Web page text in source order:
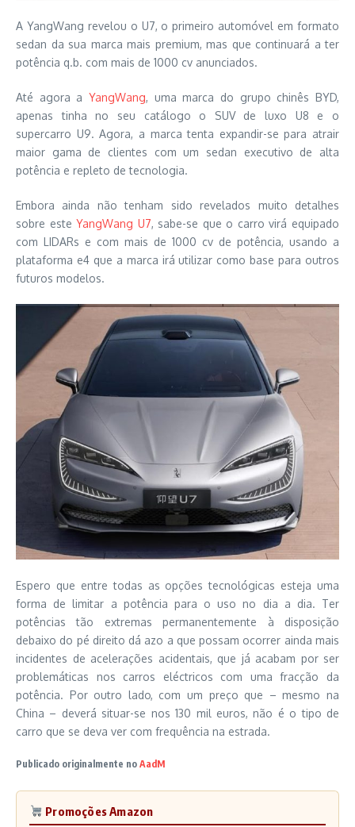
A YangWang revelou o U7, o primeiro automóvel em formato
sedan da sua marca mais premium, mas que continuará a ter
potência q.b. com mais de 1000 cv anunciados.
Até agora a YangWang, uma marca do grupo chinês BYD,
apenas tinha no seu catálogo o SUV de luxo U8 e o
supercarro U9. Agora, a marca tenta expandir-se para atrair
maior gama de clientes com um sedan executivo de alta
potência e repleto de tecnologia.
Embora ainda não tenham sido revelados muito detalhes
sobre esteYangWang U7, sabe-se que o carro virá equipado
com LIDARs e com mais de 1000 cv de potência, usando a
plataforma e4 que a marca irá utilizar como base para outros
futuros modelos.
Espero que entre todas as opções tecnológicas esteja uma
forma de limitar a potência para o uso no dia a dia. Ter
potências tão extremas permanentemente à disposição
debaixo do pé direito dá azo a que possam ocorrer ainda mais
incidentes de acelerações acidentais, que já acabam por ser
problemáticas nos carros eléctricos com uma fracção da
potência. Por outro lado, com um preço que – mesmo na
China – deverá situar-se nos 130 mil euros, não é o tipo de
carro que se deva ver com frequência na estrada.
Publicado originalmente no AadM
Promoções Amazon